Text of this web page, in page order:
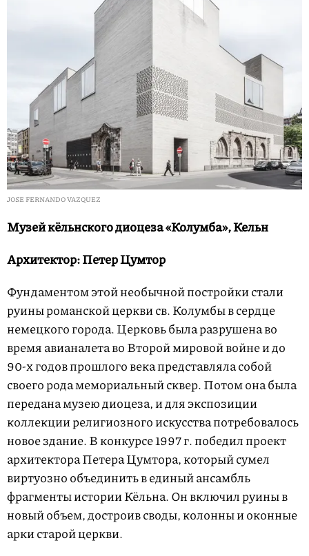
JOSE FERNANDO VAZQUEZ
Музей кёльнского диоцеза «Колумба», Кельн
Архитектор: Петер Цумтор
Фундаментом этой необычной постройки стали
руины романской церкви св. Колумбы в сердце
немецкого города. Церковь была разрушена во
время авианалета во Второй мировой войне и до
90-х годов прошлого века представляла собой
своего рода мемориальный сквер. Потом она была
передана музею диоцеза, и для экспозиции
коллекции религиозного искусства потребовалось
новое здание. В конкурсе 1997 г. победил проект
архитектора Петера Цумтора, который сумел
виртуозно объединить в единый ансамбль
фрагменты истории Кёльна. Он включил руины в
новый объем, достроив своды, колонны и оконные
арки старой церкви.